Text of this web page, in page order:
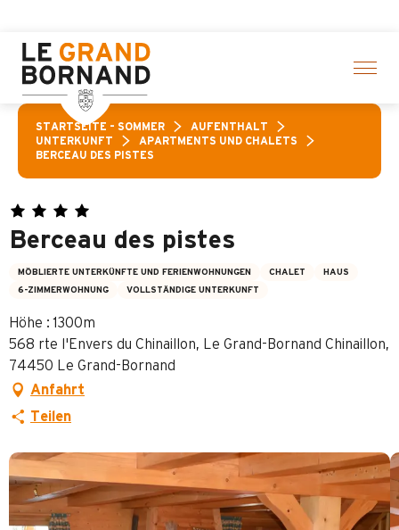
contenu
principal
STARTSEITE – SOMMER
AUFENTHALT
UNTERKUNFT
APARTMENTS UND CHALETS
BERCEAU DES PISTES
Berceau des pistes
MÖBLIERTE UNTERKÜNFTE UND FERIENWOHNUNGEN CHALET
HAUS
6-ZIMMERWOHNUNG
VOLLSTÄNDIGE UNTERKUNFT
Höhe : 1300m
568 rte l'Envers du Chinaillon, Le Grand-Bornand Chinaillon,
74450 Le Grand-Bornand
Anfahrt
Teilen